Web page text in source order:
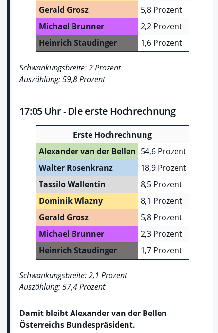
Gerald Grosz
5,8 Prozent
Michael Brunner
2,2 Prozent
Heinrich Staudinger
1,6 Prozent
Schwankungsbreite: 2 Prozent
Auszählung: 59,8 Prozent
17:05 Uhr - Die erste Hochrechnung
Erste Hochrechnung
Alexander van der Bellen 54,6 Prozent
Walter Rosenkranz
18,9 Prozent
Tassilo Wallentin
8,5 Prozent
Dominik Wlazny
8,1 Prozent
Gerald Grosz
5,8 Prozent
Michael Brunner
2,3 Prozent
Heinrich Staudinger
1,7 Prozent
Schwankungsbreite: 2,1 Prozent
Auszählung: 57,4 Prozent
Damit bleibt Alexander van der Bellen
Österreichs Bundespräsident.